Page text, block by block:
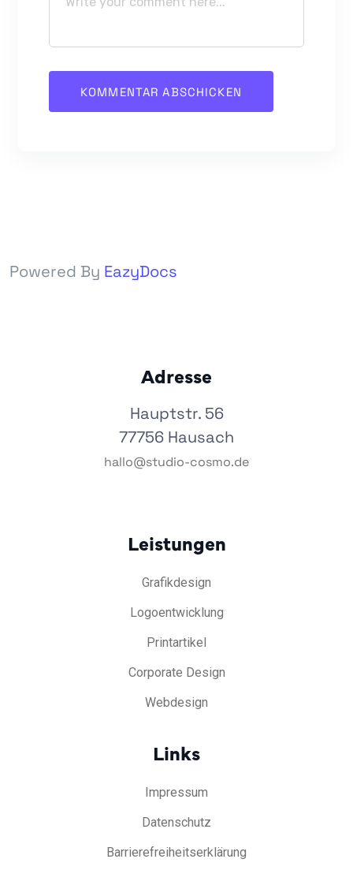
Powered By EazyDocs
Adresse
Hauptstr. 56
77756 Hausach
hallo@studio-cosmo.de
Leistungen
Grafikdesign
Logoentwicklung
Printartikel
Corporate Design
Webdesign
Links
Impressum
Datenschutz
Barrierefreiheitserklärung